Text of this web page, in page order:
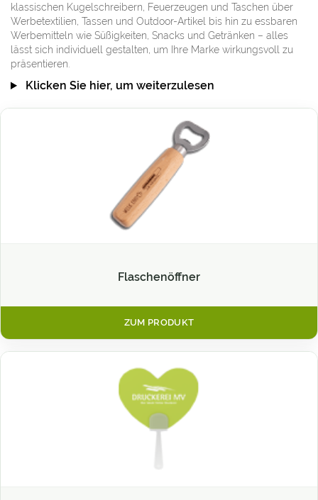
klassischen Kugelschreibern, Feuerzeugen und Taschen über
Werbetextilien, Tassen und Outdoor-Artikel bis hin zu essbaren
Werbemitteln wie Süßigkeiten, Snacks und Getränken – alles
lässt sich individuell gestalten, um Ihre Marke wirkungsvoll zu
präsentieren.
Klicken Sie hier, um weiterzulesen
Flaschenöffner
ZUM PRODUKT